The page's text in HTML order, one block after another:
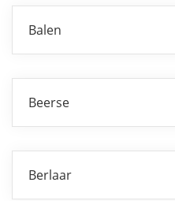
Balen
Beerse
Berlaar